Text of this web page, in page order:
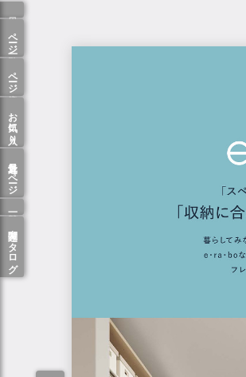
ページ一覧
ページ検索
お気に入り
最近見たページ
関連カタログ